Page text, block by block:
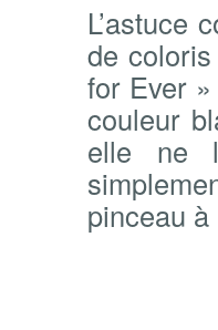
L’astuce
de
for Ever
couleur
elle ne
pinceau